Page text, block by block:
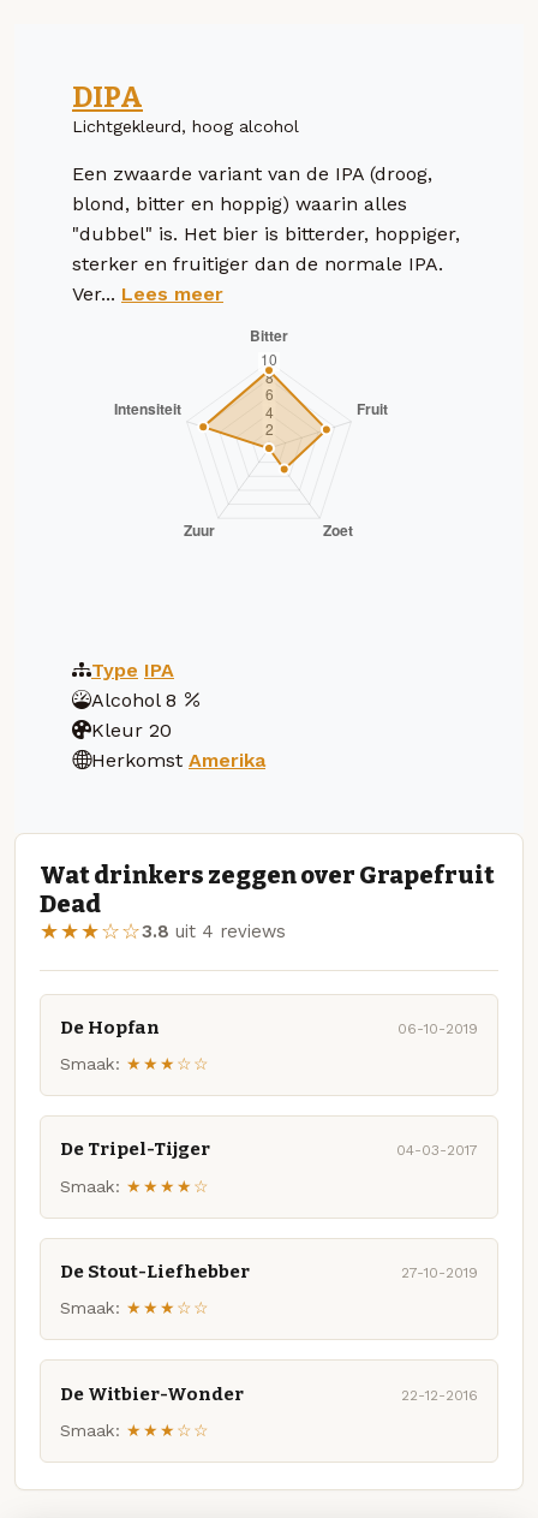
DIPA
Lichtgekleurd, hoog alcohol
Een zwaarde variant van de IPA (droog,
blond, bitter en hoppig) waarin alles
"dubbel" is. Het bier is bitterder, hoppiger,
sterker en fruitiger dan de normale IPA.
Ver... Lees meer
Type IPA
Alcohol 8
Kleur 20
Herkomst Amerika
Wat drinkers zeggen over Grapefruit
Dead
★★★☆☆3.8 uit 4 reviews
De Hopfan 06-10-2019
Smaak: ★★★☆☆
De Tripel-Tijger 04-03-2017
Smaak: ★★★★☆
De Stout-Liefhebber 27-10-2019
Smaak: ★★★☆☆
De Witbier-Wonder 22-12-2016
Smaak: ★★★☆☆